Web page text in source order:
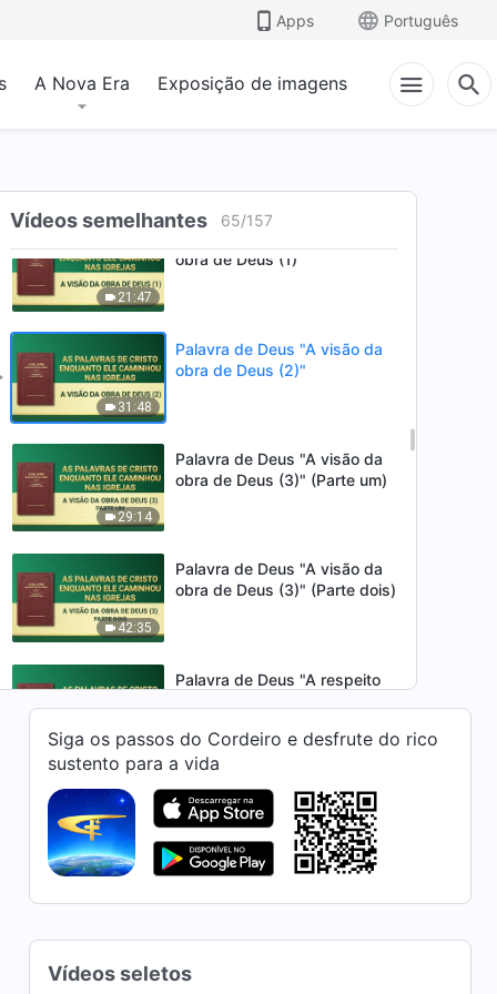
Apps Português
A Nova Era Exposição de imagens
Vídeos semelhantes 65/157
Palavra de Deus "Obra e
21:47
obra de Deus (1)"
31:48
Palavra de Deus "A visão da
obra de Deus (2)"
29:14
Palavra de Deus "A visão da
obra de Deus (3)" (Parte um)
42:35
Palavra de Deus "A visão da
obra de Deus (3)" (Parte dois)
36:03
Palavra de Deus "A respeito
26:31
Palavra de Deus "A respeito
da Bíblia (3)"
Palavra de Deus "A respeito
Siga os passos do Cordeiro e desfrute do rico
sustento para a vida
Vídeos seletos